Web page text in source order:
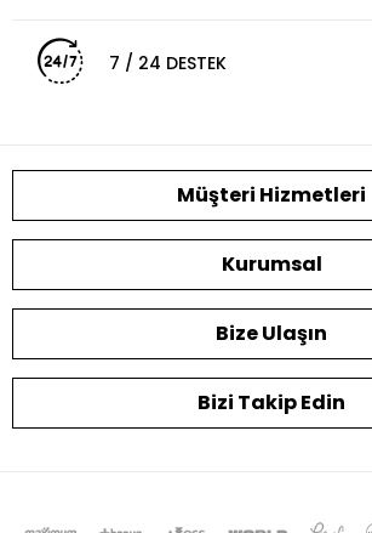
7 / 24 DESTEK
Müşteri Hizmetleri
Kurumsal
Bize Ulaşın
Bizi Takip Edin